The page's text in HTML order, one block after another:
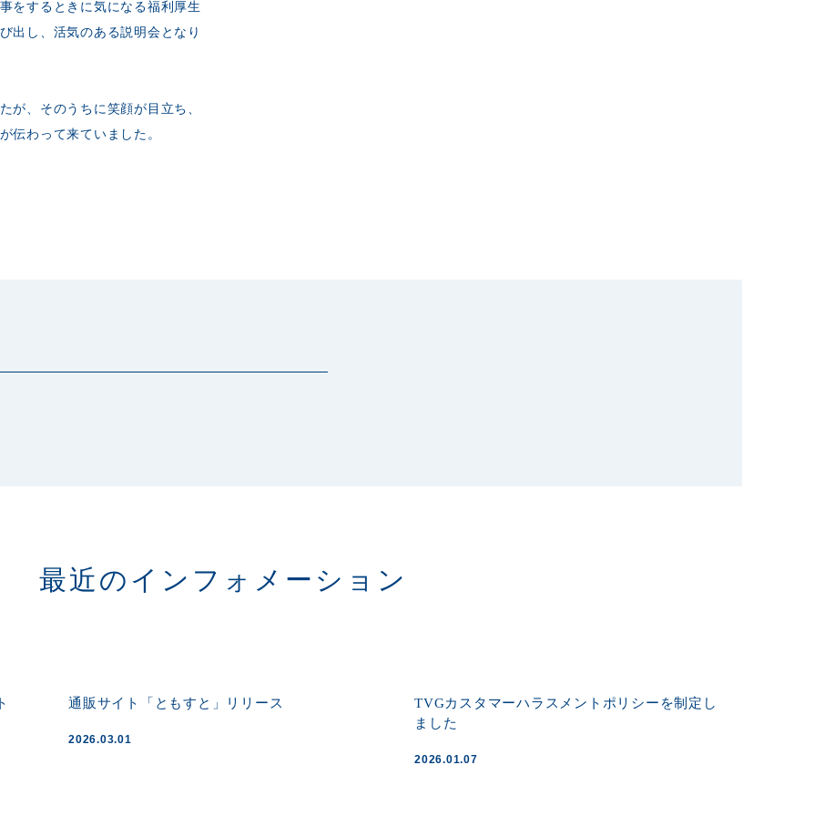
をするときに気になる福利厚生
出し、活気のある説明会となり
が、そのうちに笑顔が目立ち、
伝わって来ていました。
最近のインフォメーション
通販サイト「ともすと」リリース
2026.03.01
TVGカスタマーハラスメントポリシーを制定し
ました
2026.01.07